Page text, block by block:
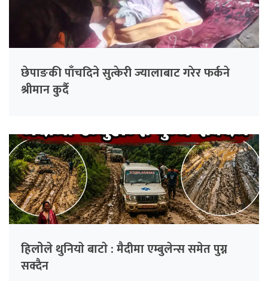
छेपाङकी पाँचदिने सुत्केरी ज्यालाबाट गरेर फर्कने
श्रीमान कुर्दै
हिलाेेले थुनियाे बाटाे : मैदीमा एम्बुलेन्स समेत पुग्न
सक्दैन